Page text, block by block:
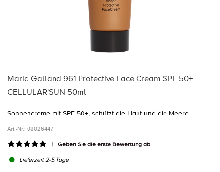
Maria Galland 961 Protective Face Cream SPF 50+
CELLULAR'SUN 50ml
Sonnencreme mit SPF 50+, schützt die Haut und die Meere
Art.-Nr.: 08026447
Geben Sie die erste Bewertung ab
Lieferzeit 2-5 Tage